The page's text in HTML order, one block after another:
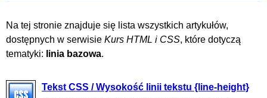
Na tej stronie znajduje się lista wszystkich artykułów,
dostępnych w serwisie Kurs HTML i CSS, które dotyczą
tematyki: linia bazowa.
Tekst CSS / Wysokość linii tekstu {line-height}